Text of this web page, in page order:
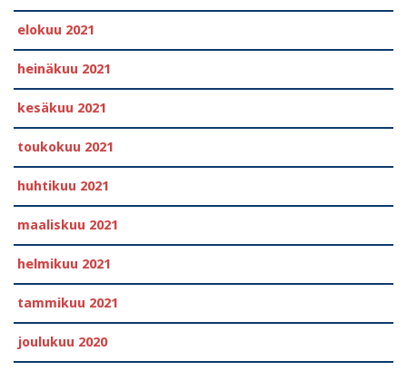
elokuu 2021
heinäkuu 2021
kesäkuu 2021
toukokuu 2021
huhtikuu 2021
maaliskuu 2021
helmikuu 2021
tammikuu 2021
joulukuu 2020